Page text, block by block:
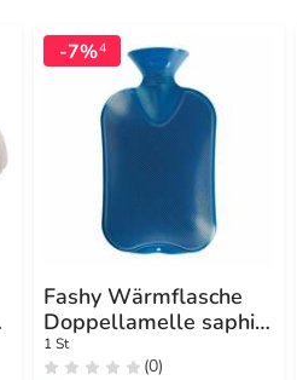
-7%4
Fashy Wärmflasche
Doppellamelle saphir
6460 54
1 St
(0)